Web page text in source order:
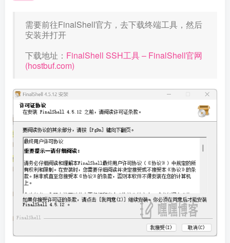
需要前往FinalShell官方，去下载终端工具，然后
安装并打开
下载地址： FinalShell SSH工具 – FinalShell官网
(hostbuf.com)